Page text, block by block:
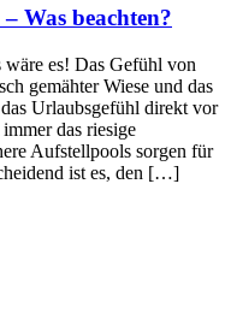
Was beachten?
es! Das Gefühl von
gemähter Wiese und das
Urlaubsgefühl direkt vor
das riesige
Aufstellpools sorgen für
ist es, den […]